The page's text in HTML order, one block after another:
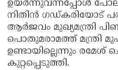
ഉയർന്നുവന്നപ്പോൾ പോലും,
നിതിൻ ഗഡ്കരിയോട്
ആർജവം മുഖ്യമന്ത്രി
പൊതുമരാമത്ത് മന്ത്രി
ഉണ്ടായില്ലെന്നും രമേശ്
കുറ്റപ്പെടുത്തി.